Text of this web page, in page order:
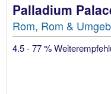
Palladium
Rom, Rom &
4.5 - 77 %